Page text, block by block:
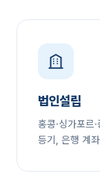
법인설립
홍콩·싱가포르
등기, 은행 계